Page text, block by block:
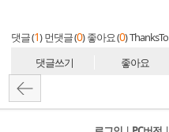
댓글 (1) 먼댓글 (0) 좋아요 (0)ThanksTo
댓글쓰기 좋아요